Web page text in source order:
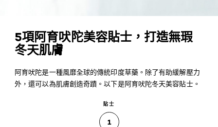
5項阿育吠陀美容貼士，打造無瑕
冬天肌膚
阿育吠陀是一種風靡全球的傳統印度草藥。除了有助緩解壓力
外，還可以為肌膚創造奇蹟。以下是阿育吠陀冬天美容貼士。
貼士
1